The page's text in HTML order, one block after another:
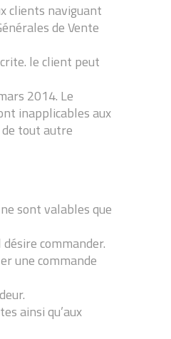
clients naviguant
de Vente
le client peut
2014. Le
inapplicables aux
tout autre
sont valables que
commander.
une commande
ainsi qu’aux